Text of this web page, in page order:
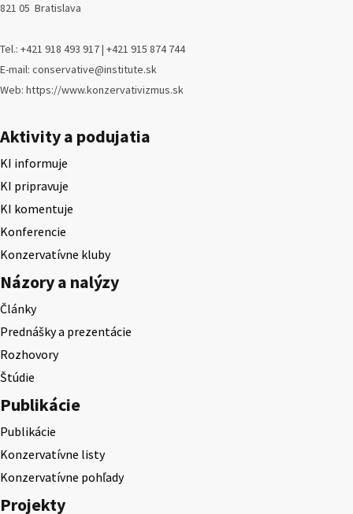
821 05 Bratislava
Tel.: +421 918 493 917 | +421 915 874 744
E-mail: conservative@institute.sk
Web: https://www.konzervativizmus.sk
Aktivity a podujatia
KI informuje
KI pripravuje
KI komentuje
Konferencie
Konzervatívne kluby
Názory a nalýzy
Články
Prednášky a prezentácie
Rozhovory
Štúdie
Publikácie
Publikácie
Konzervatívne listy
Konzervatívne pohľady
Projekty